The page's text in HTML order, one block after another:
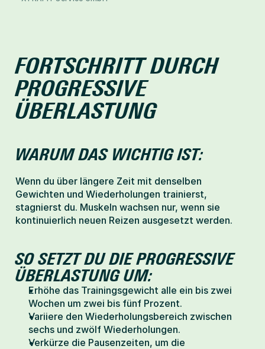
FORTSCHRITT DURCH
PROGRESSIVE
ÜBERLASTUNG
WARUM DAS WICHTIG IST:
Wenn du über längere Zeit mit denselben
Gewichten und Wiederholungen trainierst,
stagnierst du. Muskeln wachsen nur, wenn sie
kontinuierlich neuen Reizen ausgesetzt werden.
SO SETZT DU DIE PROGRESSIVE
ÜBERLASTUNG UM:
Erhöhe das Trainingsgewicht alle ein bis zwei
Wochen um zwei bis fünf Prozent.
Variiere den Wiederholungsbereich zwischen
sechs und zwölf Wiederholungen.
Verkürze die Pausenzeiten, um die